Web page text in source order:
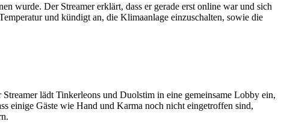
wurde. Der Streamer erklärt, dass er gerade erst online war und sich
und kündigt an, die Klimaanlage einzuschalten, sowie die
lädt Tinkerleons und Duolstim in eine gemeinsame Lobby ein,
einige Gäste wie Hand und Karma noch nicht eingetroffen sind,